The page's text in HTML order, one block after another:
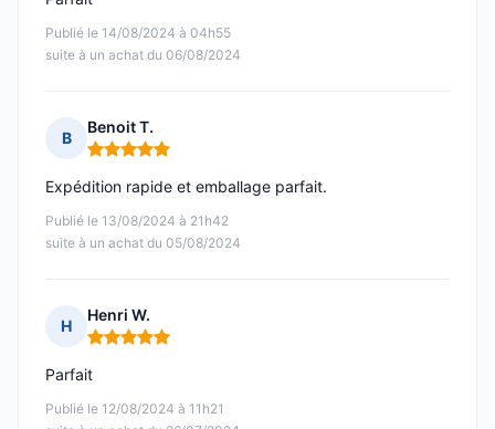
Publié le 14/08/2024 à 04h55
suite à un achat du 06/08/2024
B
Benoit T.
Note : 5 sur 5
Publié le 13/08/2024 à 21h42
suite à un achat du 05/08/2024
Expédition rapide et emballage parfait.
H
Henri W.
Note : 5 sur 5
Publié le 12/08/2024 à 11h21
Parfait